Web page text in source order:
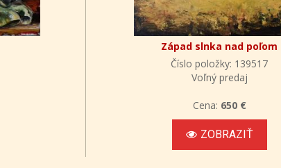
Západ slnka nad poľom
Číslo položky: 139517
Voľný predaj
Cena: 650 €
ZOBRAZIŤ